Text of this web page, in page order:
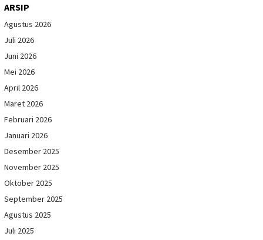
ARSIP
Agustus 2026
Juli 2026
Juni 2026
Mei 2026
April 2026
Maret 2026
Februari 2026
Januari 2026
Desember 2025
November 2025
Oktober 2025
September 2025
Agustus 2025
Juli 2025